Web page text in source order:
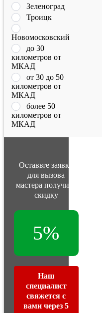
Зеленоград
Троицк
Новомосковский
до 30
километров от
МКАД
от 30 до 50
километров от
МКАД
более 50
километров от
МКАД
Оставьте заявку
для вызова
мастера получите
скидку
5%
Наш
специалист
свяжется с
вами через 5